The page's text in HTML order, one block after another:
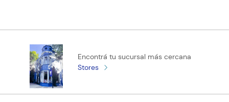
Encontrá tu sucursal más cercana
Stores